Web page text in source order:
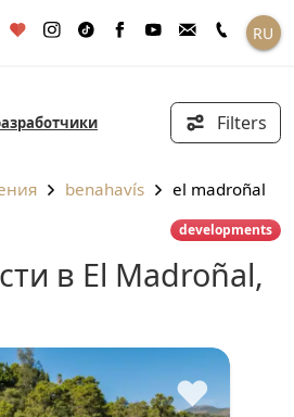
RU
Filters
benahavís el madroñal
developments
в El Madroñal,
♥